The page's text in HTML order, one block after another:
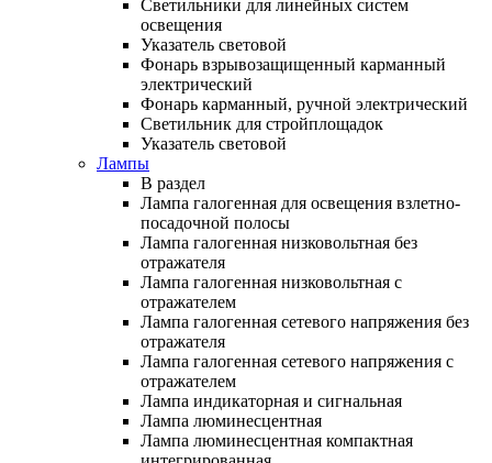
Светильники для линейных систем
освещения
Указатель световой
Фонарь взрывозащищенный карманный
электрический
Фонарь карманный, ручной электрический
Светильник для стройплощадок
Указатель световой
Лампы
В раздел
Лампа галогенная для освещения взлетно-
посадочной полосы
Лампа галогенная низковольтная без
отражателя
Лампа галогенная низковольтная с
отражателем
Лампа галогенная сетевого напряжения без
отражателя
Лампа галогенная сетевого напряжения с
отражателем
Лампа индикаторная и сигнальная
Лампа люминесцентная
Лампа люминесцентная компактная